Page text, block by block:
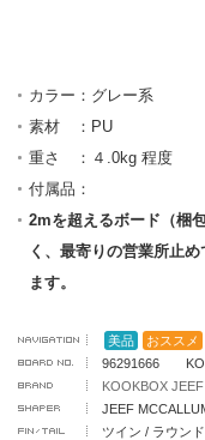
カラー：グレー系
素材 ：PU
重さ ：４.0kg 程度
付属品：
2mを超えるボード（梱
く、最寄りの営業所止
ます。
美品
おススメ
96291666
KOOKBOX
JEEF
ツイン / ラウン